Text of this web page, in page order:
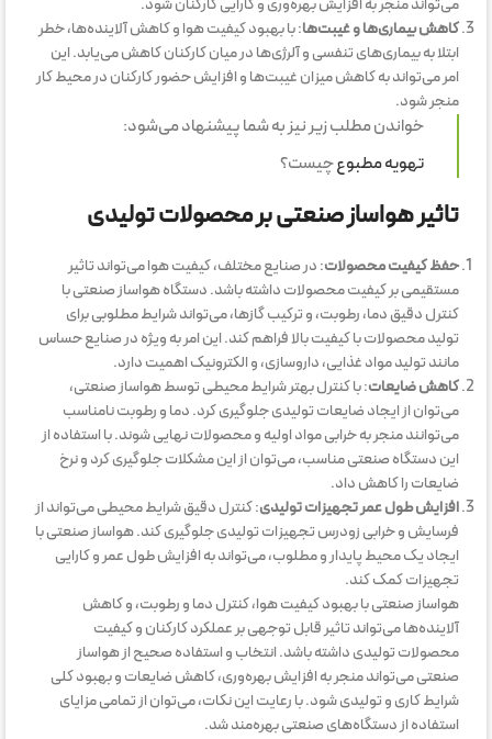
می‌تواند منجر به افزایش بهره‌وری و کارایی کارکنان شود.
کاهش بیماری‌ها و غیبت‌ها: با بهبود کیفیت هوا و کاهش آلاینده‌ها، خطر
ابتلا به بیماری‌های تنفسی و آلرژی‌ها در میان کارکنان کاهش می‌یابد. این
امر می‌تواند به کاهش میزان غیبت‌ها و افزایش حضور کارکنان در محیط کار
منجر شود.
خواندن مطلب زیر نیز به شما پیشنهاد می‌شود:
تهویه مطبوعچیست؟
تاثیر هواساز صنعتی بر محصولات تولیدی
حفظ کیفیت محصولات: در صنایع مختلف، کیفیت هوا می‌تواند تاثیر
مستقیمی بر کیفیت محصولات داشته باشد. دستگاه هواساز صنعتی با
کنترل دقیق دما، رطوبت، و ترکیب گازها، می‌تواند شرایط مطلوبی برای
تولید محصولات با کیفیت بالا فراهم کند. این امر به ویژه در صنایع حساس
مانند تولید مواد غذایی، داروسازی، و الکترونیک اهمیت دارد.
کاهش ضایعات: با کنترل بهتر شرایط محیطی توسط هواساز صنعتی،
می‌توان از ایجاد ضایعات تولیدی جلوگیری کرد. دما و رطوبت نامناسب
می‌توانند منجر به خرابی مواد اولیه و محصولات نهایی شوند. با استفاده از
این دستگاه صنعتی مناسب، می‌توان از این مشکلات جلوگیری کرد و نرخ
ضایعات را کاهش داد.
افزایش طول عمر تجهیزات تولیدی: کنترل دقیق شرایط محیطی می‌تواند از
فرسایش و خرابی زودرس تجهیزات تولیدی جلوگیری کند. هواساز صنعتی با
ایجاد یک محیط پایدار و مطلوب، می‌تواند به افزایش طول عمر و کارایی
تجهیزات کمک کند.
هواساز صنعتی با بهبود کیفیت هوا، کنترل دما و رطوبت، و کاهش
آلاینده‌ها می‌تواند تاثیر قابل توجهی بر عملکرد کارکنان و کیفیت
محصولات تولیدی داشته باشد. انتخاب و استفاده صحیح از هواساز
صنعتی می‌تواند منجر به افزایش بهره‌وری، کاهش ضایعات و بهبود کلی
شرایط کاری و تولیدی شود. با رعایت این نکات، می‌توان از تمامی مزایای
استفاده از دستگاه‌های صنعتی بهره‌مند شد.